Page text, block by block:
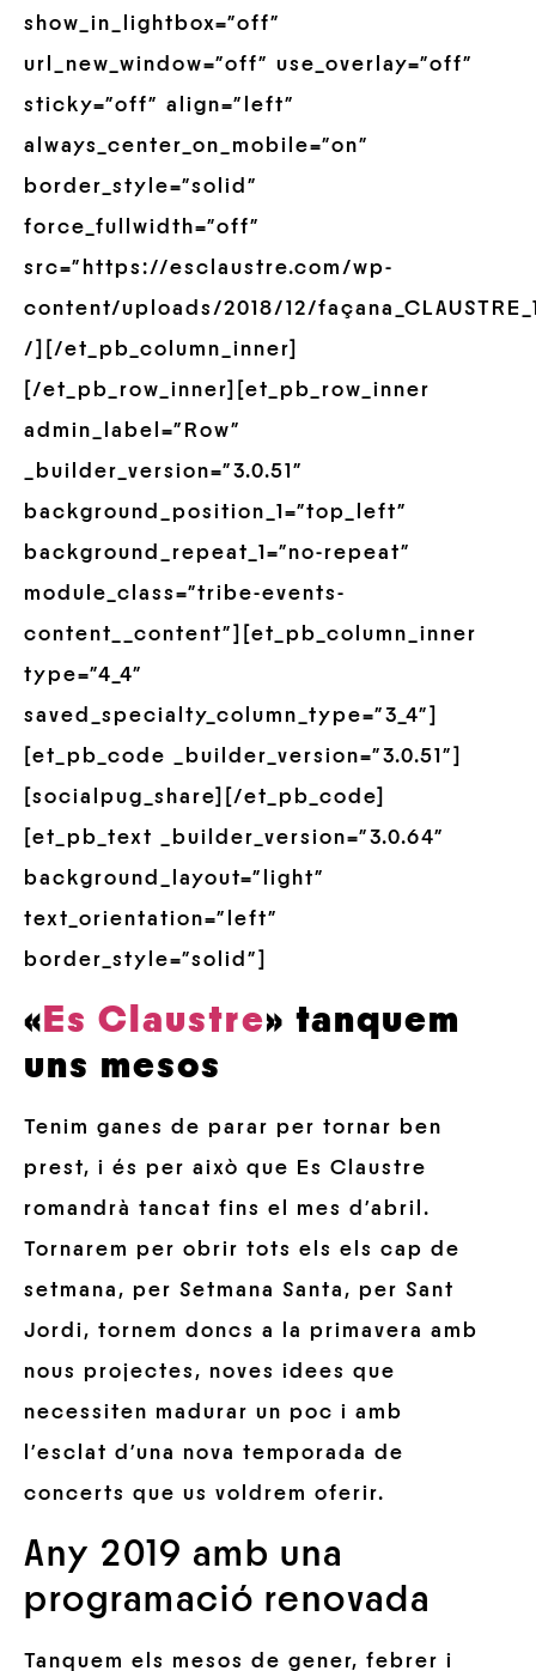
show_in_lightbox=”off”
url_new_window=”off” use_overlay=”off”
sticky=”off” align=”left”
always_center_on_mobile=”on”
border_style=”solid”
force_fullwidth=”off”
src=”https://esclaustre.com/wp-
content/uploads/2018/12/
/][/et_pb_column_inner]
[/et_pb_row_inner][et_pb_row_inner
admin_label=”Row”
_builder_version=”3.0.51″
background_position_1=”top_left”
background_repeat_1=”no-repeat”
module_class=”tribe-events-
content__content”][et_pb_column_inner
type=”4_4″
saved_specialty_column_type=”3_4″]
[et_pb_code _builder_version=”3.0.51″]
[socialpug_share][/et_pb_code]
[et_pb_text _builder_version=”3.0.64″
background_layout=”light”
text_orientation=”left”
border_style=”solid”]
« Es Claustre» tanquem
uns mesos
Tenim ganes de parar per tornar ben
prest, i és per això que Es Claustre
romandrà tancat fins el mes d’abril.
Tornarem per obrir tots els els cap de
setmana, per Setmana Santa, per Sant
Jordi, tornem doncs a la primavera amb
nous projectes, noves idees que
necessiten madurar un poc i amb
l’esclat d’una nova temporada de
concerts que us voldrem oferir.
Any 2019 amb una
programació renovada
Tanquem els mesos de gener, febrer i